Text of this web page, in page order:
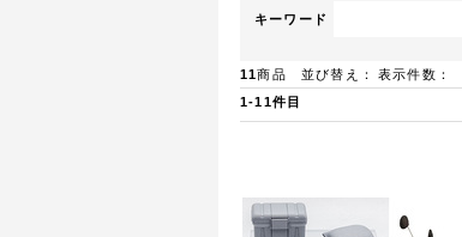
キーワード
11商品 並び替え： 表示件数：
1-11件目